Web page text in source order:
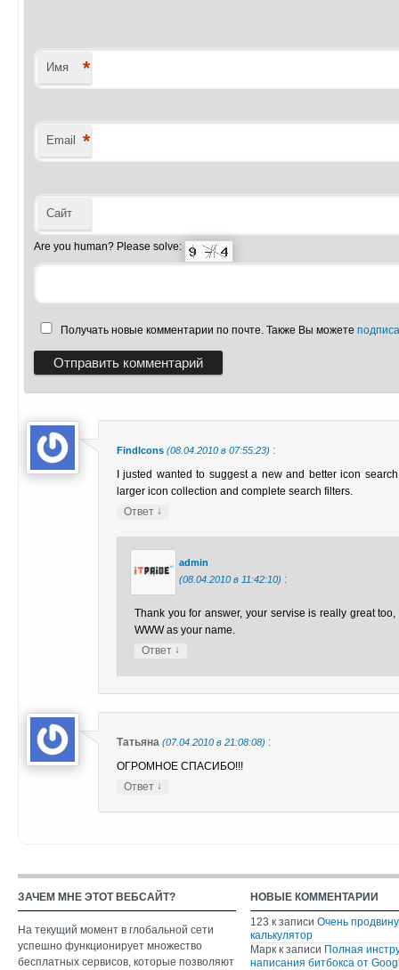
Имя *
Email *
Сайт
Are you human? Please solve:
Получать новые комментарии по почте. Также Вы можете
FindIcons (08.04.2010 в 07:55:23) :
I justed wanted to suggest a new and better icon
larger icon collection and complete search filters.
Ответ ↓
admin
(08.04.2010 в 11:42:10) :
Thank you for answer, your servise is really great
WWW as your name.
Ответ ↓
Татьяна (07.04.2010 в 21:08:08) :
ОГРОМНОЕ СПАСИБО!!!
Ответ ↓
ЗАЧЕМ МНЕ ЭТОТ ВЕБСАЙТ?
На текущий момент в глобальной сети
успешно функционирует множество
бесплатных сервисов, которые позволяют
НОВЫЕ КОММЕНТАРИИ
123 к записи Очень
калькулятор
Марк к записи Полная
написания битбокса от